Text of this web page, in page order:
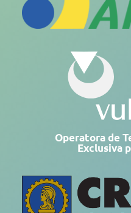
Operatora de
Exclusiva